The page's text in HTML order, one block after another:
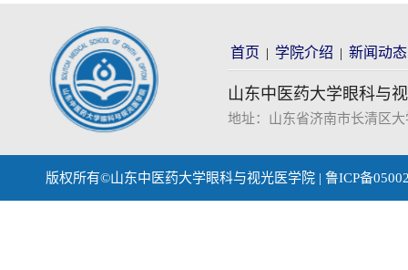
首页 | 学院介绍 | 新闻动态
山东中医药大学眼科与
地址：山东省济南市长清区
版权所有©山东中医药大学眼科与视光医学院 | 鲁ICP备